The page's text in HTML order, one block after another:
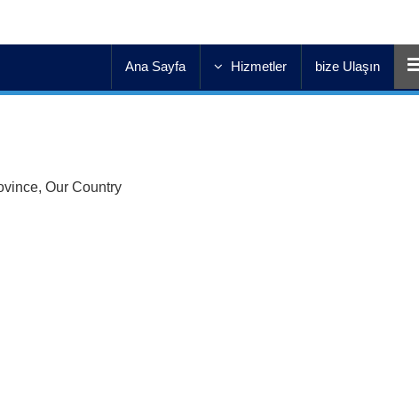
Ana Sayfa Hizmetler bize Ulaşın
Our Country